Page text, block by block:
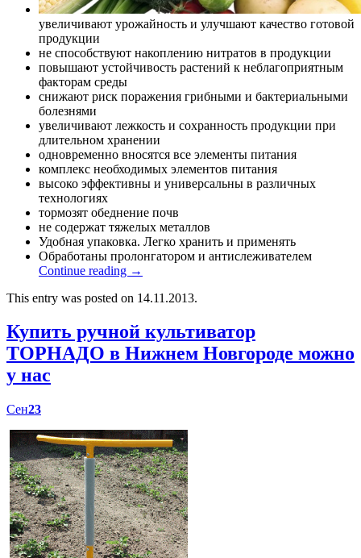
увеличивают урожайность и улучшают качество готовой
продукции
не способствуют накоплению нитратов в продукции
повышают устойчивость растений к неблагоприятным
факторам среды
снижают риск поражения грибными и бактериальными
болезнями
увеличивают лежкость и сохранность продукции при
длительном хранении
одновременно вносятся все элементы питания
комплекс необходимых элементов питания
высоко эффективны и универсальны в различных
технологиях
тормозят обеднение почв
не содержат тяжелых металлов
Удобная упаковка. Легко хранить и применять
Обработаны пролонгатором и антислеживателем
Continue reading →
This entry was posted on 14.11.2013.
Купить ручной культиватор
ТОРНАДО в Нижнем Новгороде можно
у нас
Сен23